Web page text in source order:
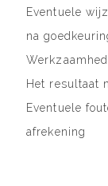
Eventuele
na
Het resultaat
Eventuele
afrekening